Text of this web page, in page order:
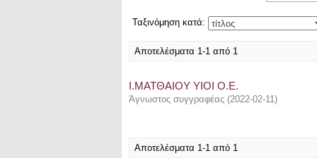
Ταξινόμηση κατά:
Αποτελέσματα 1-1 από 1
Ι.ΜΑΤΘΑΙΟΥ ΥΙΟΙ Ο.Ε.
Άγνωστος συγγραφέας (2022-02-11)
Αποτελέσματα 1-1 από 1